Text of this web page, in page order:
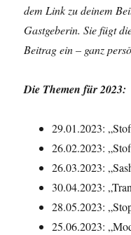
dem Link zu deinem
Gastgeberin. Sie fügt
Beitrag ein – ganz
Die Themen für 2023:
29.01.2023:
26.02.2023:
26.03.2023:
30.04.2023:
28.05.2023:
25.06.2023: